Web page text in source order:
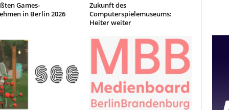
Games-
in Berlin 2026
Zukunft des
Computerspielemuseums:
Heiter weiter